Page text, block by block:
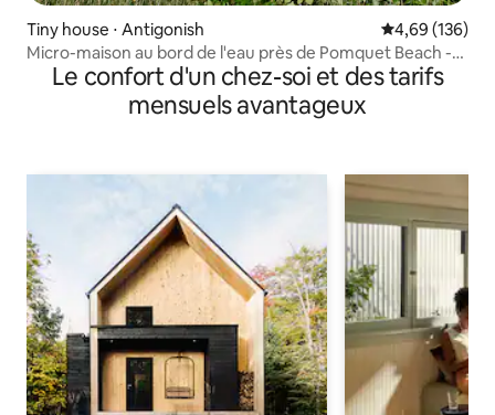
Tiny house ⋅ Antigonish Évaluation
4,69 (136)
Micro-maison au bord de l'eau près de Pomquet Beach -
hivernale
Le confort d'un chez-soi et des tarifs
mensuels avantageux